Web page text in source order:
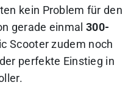
kein Problem für den
gerade einmal 300-
Scooter zudem noch
perfekte Einstieg in